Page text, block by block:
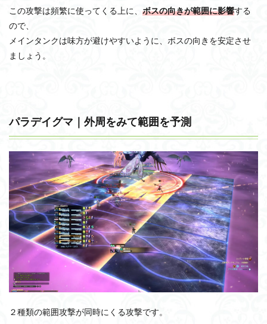
この攻撃は頻繁に使ってくる上に、 ボスの向きが範囲に影響する
ので、
メインタンクは味方が避けやすいように、ボスの向きを安定させ
ましょう。
パラデイグマ｜外周をみて範囲を予測
２種類の範囲攻撃が同時にくる攻撃です。